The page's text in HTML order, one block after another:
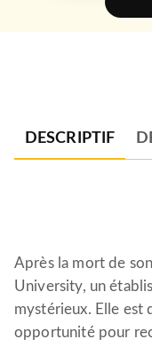
DESCRIPTIF
Après la mort de
University, un
mystérieux. Elle est
opportunité pour